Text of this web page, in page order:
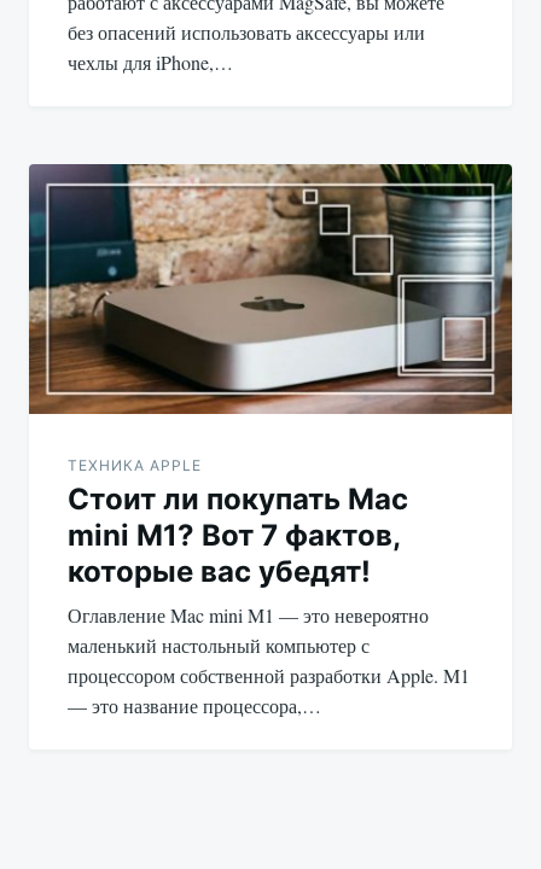
без опасений использовать аксессуары или
чехлы для iPhone,…
ТЕХНИКА APPLE
Стоит ли покупать Mac
mini M1? Вот 7 фактов,
которые вас убедят!
Оглавление Mac mini M1 — это невероятно
маленький настольный компьютер с
процессором собственной разработки Apple. M1
— это название процессора,…